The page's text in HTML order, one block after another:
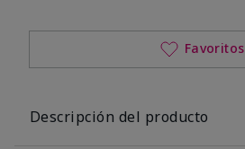
Favoritos
Descripción del producto